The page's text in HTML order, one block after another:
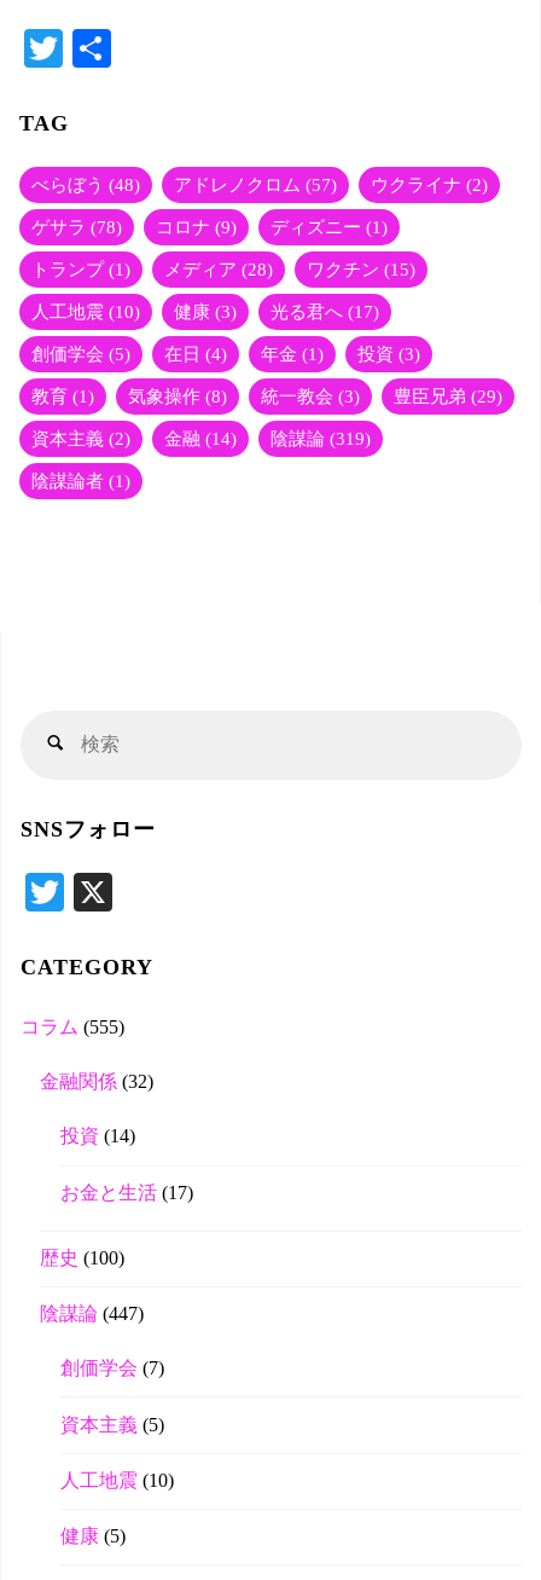
T
tte
r
TAG
べらぼう (48) アドレノクロム (57) ウクライナ (2)
ゲサラ (78) コロナ (9) ディズニー (1)
トランプ(1) メディア (28) ワクチン (15)
人工地震 (10) 健康 (3) 光る君へ (17)
創価学会 (5) 在日 (4) 年金 (1) 投資 (3)
教育 (1) 気象操作 (8) 統一教会 (3) 豊臣兄弟 (29)
資本主義 (2) 金融 (14) 陰謀論 (319)
陰謀論者 (1)
検
SNSフォロー
T
tte
CATEGORY
コラム (555)
金融関係 (32)
投資 (14)
お金と生活(17)
歴史 (100)
陰謀論 (447)
創価学会 (7)
資本主義(5)
人工地震 (10)
健康(5)